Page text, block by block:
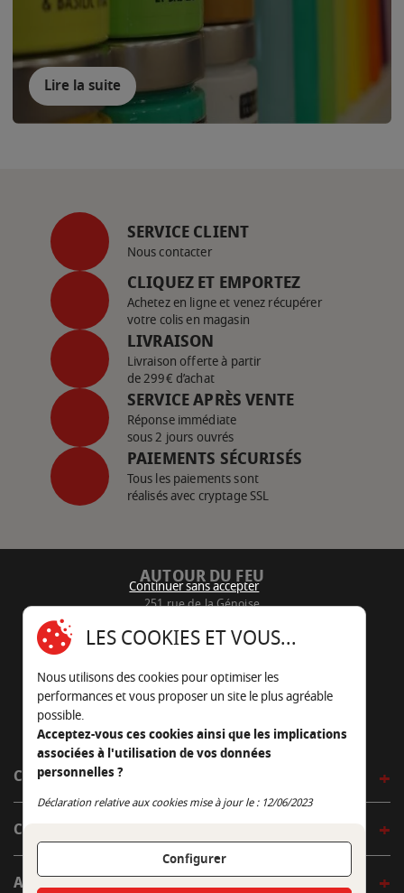
Lire la suite
SERVICE CLIENT
Nous contacter
CLIQUEZ ET EMPORTEZ
Achetez en ligne et venez récupérer
votre colis en magasin
LIVRAISON
Livraison offerte à partir
de 299€ d’achat
SERVICE APRÈS VENTE
Réponse immédiate
sous 2 jours ouvrés
PAIEMENTS SÉCURISÉS
Tous les paiements sont
réalisés avec cryptage SSL
AUTOUR DU FEU
251 rue de la Génoise
05 45 22 98 09
Nous envoyer un e-mail
CÔTÉ OUTDOOR
CÔTÉ INDOOR
AUTOUR DE LA TABLE
Continuer sans accepter
LES COOKIES ET VOUS...
Nous utilisons des cookies pour optimiser les
performances et vous proposer un site le plus agréable
possible.
Acceptez-vous ces cookies ainsi que les implications
associées à l'utilisation de vos données
personnelles ?
Déclaration relative aux cookies mise à jour le : 12/06/2023
Configurer
Continuer sans accepter